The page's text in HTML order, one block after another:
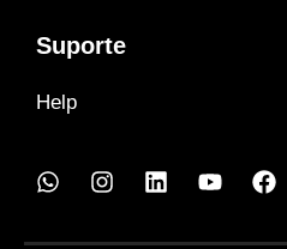
Suporte
Help